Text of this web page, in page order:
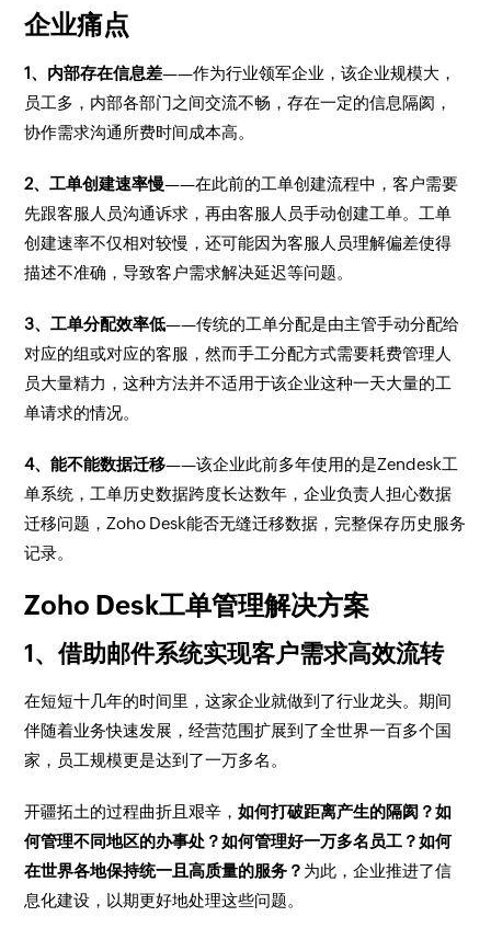
企业痛点
1、内部存在信息差——作为行业领军企业，该企业规模大，
员工多，内部各部门之间交流不畅，存在一定的信息隔阂，
协作需求沟通所费时间成本高。
2、工单创建速率慢——在此前的工单创建流程中，客户需要
先跟客服人员沟通诉求，再由客服人员手动创建工单。工单
创建速率不仅相对较慢，还可能因为客服人员理解偏差使得
描述不准确，导致客户需求解决延迟等问题。
3、工单分配效率低——传统的工单分配是由主管手动分配给
对应的组或对应的客服，然而手工分配方式需要耗费管理人
员大量精力，这种方法并不适用于该企业这种一天大量的工
单请求的情况。
4、能不能数据迁移——该企业此前多年使用的是Zendesk工
单系统，工单历史数据跨度长达数年，企业负责人担心数据
迁移问题，Zoho Desk能否无缝迁移数据，完整保存历史服务
记录。
Zoho Desk工单管理解决方案
1、借助邮件系统实现客户需求高效流转
在短短十几年的时间里，这家企业就做到了行业龙头。期间
伴随着业务快速发展，经营范围扩展到了全世界一百多个国
家，员工规模更是达到了一万多名。
开疆拓土的过程曲折且艰辛，如何打破距离产生的隔阂？如
何管理不同地区的办事处？如何管理好一万多名员工？如何
在世界各地保持统一且高质量的服务？ 为此，企业推进了信
息化建设，以期更好地处理这些问题。